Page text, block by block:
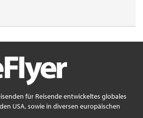
für Reisende entwickeltes globales
USA, sowie in diversen europäischen